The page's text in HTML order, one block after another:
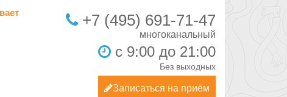
+7 (495) 691-71-47
с 9:00 до 21:00
Без выходных
Записаться на приём